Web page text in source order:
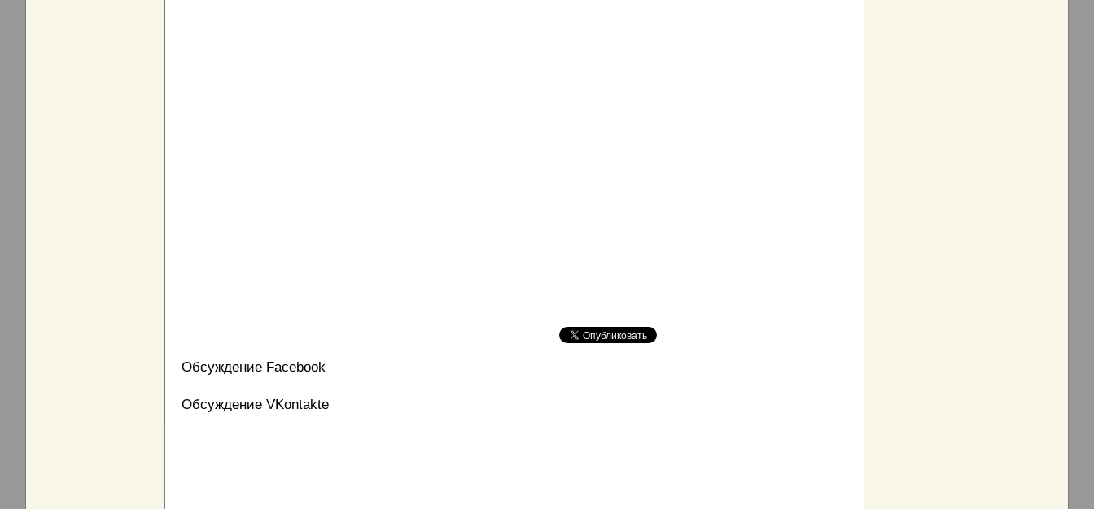
Обсуждение Facebook
Обсуждение VKontakte